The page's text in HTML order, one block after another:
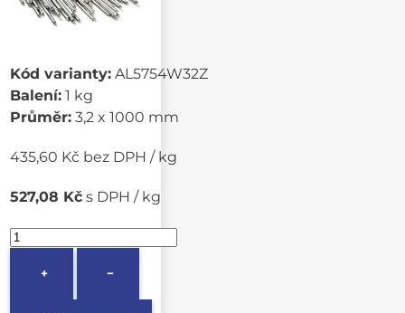
Kód varianty: AL5754W32Z
Balení: 1 kg
Průměr: 3,2 x 1000 mm
435,60 Kč bez DPH / kg
527,08 Kč s DPH / kg
+ −